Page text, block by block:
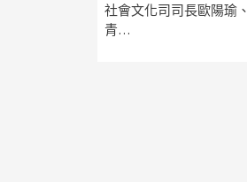
社會文化司司長歐陽瑜
青…